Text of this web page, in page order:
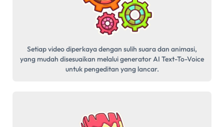
Setiap video diperkaya dengan sulih suara dan animasi,
yang mudah disesuaikan melalui generator AI Text-To-Voice
untuk pengeditan yang lancar.